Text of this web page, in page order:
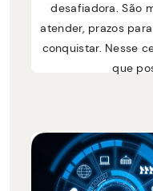
desafiadora. São
atender, prazos
conquistar. Nesse
que